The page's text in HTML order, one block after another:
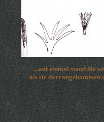
...auf einmal stand die
als sie dort angekommen